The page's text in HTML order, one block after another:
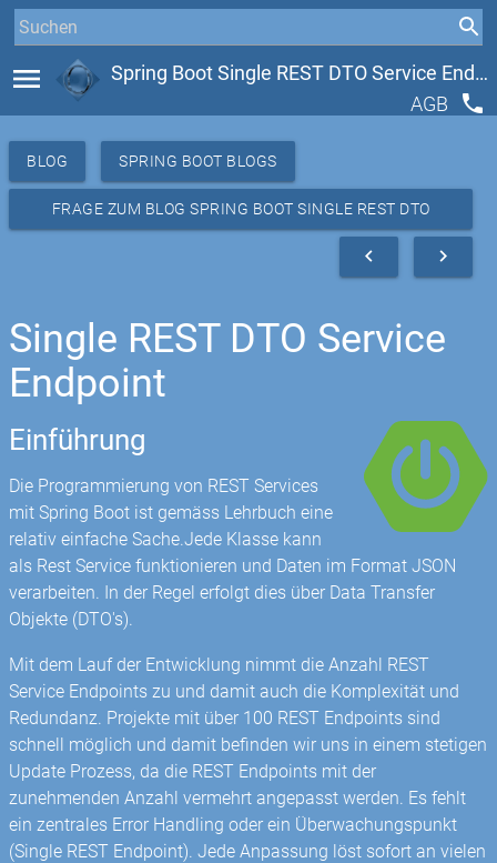
menu
Spring Boot Single REST DTO Service Endpoint
AGB
phone
BLOG SPRING BOOT BLOGS
FRAGE ZUM BLOG SPRING BOOT SINGLE REST DTO
navigate_next
navigate_before
Single REST DTO Service
Endpoint
Einführung
Die Programmierung von REST Services
mit Spring Boot ist gemäss Lehrbuch eine
relativ einfache Sache.Jede Klasse kann
als Rest Service funktionieren und Daten im Format JSON
verarbeiten. In der Regel erfolgt dies über Data Transfer
Objekte (DTO's).
Mit dem Lauf der Entwicklung nimmt die Anzahl REST
Service Endpoints zu und damit auch die Komplexität und
Redundanz. Projekte mit über 100 REST Endpoints sind
schnell möglich und damit befinden wir uns in einem stetigen
Update Prozess, da die REST Endpoints mit der
zunehmenden Anzahl vermehrt angepasst werden. Es fehlt
ein zentrales Error Handling oder ein Überwachungspunkt
(Single REST Endpoint). Jede Anpassung löst sofort an vielen